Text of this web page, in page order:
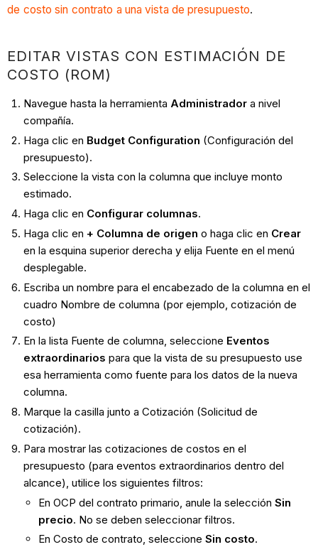
de costo sin contrato a una vista de presupuesto.
EDITAR VISTAS CON ESTIMACIÓN DE
COSTO (ROM)
Navegue hasta la herramienta Administradora nivel
compañía.
Haga clic en Budget Configuration (Configuración del
presupuesto).
Seleccione la vista con la columna que incluye monto
estimado.
Haga clic en Configurar columnas.
Haga clic en + Columna de origen o haga clic en Crear
en la esquina superior derecha y elija Fuente en el menú
desplegable.
Escriba un nombre para el encabezado de la columna en el
cuadro Nombre de columna (por ejemplo, cotización de
costo)
En la lista Fuente de columna, seleccione Eventos
extraordinarios para que la vista de su presupuesto use
esa herramienta como fuente para los datos de la nueva
columna.
Marque la casilla junto a Cotización (Solicitud de
cotización).
Para mostrar las cotizaciones de costos en el
presupuesto (para eventos extraordinarios dentro del
alcance), utilice los siguientes filtros:
En OCP del contrato primario, anule la selección Sin
precio. No se deben seleccionar filtros.
En Costo de contrato, seleccione Sin costo.